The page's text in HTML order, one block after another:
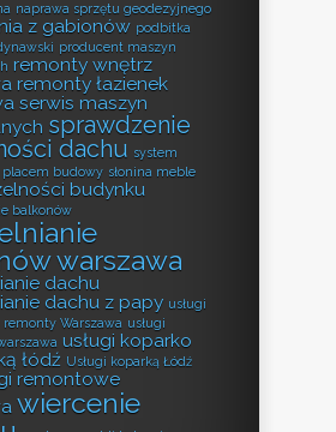
naprawa sprzętu geodezyjnego
z gabionów podbitka
producent maszyn
remonty wnętrz
remonty łazienek
serwis maszyn
sprawdzenie
dachu system
placem budowy słonina meble
budynku
balkonów
warszawa
dachu
dachu z papy usługi
Warszawa usługi
usługi koparko
łódź Usługi koparką Łódź
remontowe
wiercenie